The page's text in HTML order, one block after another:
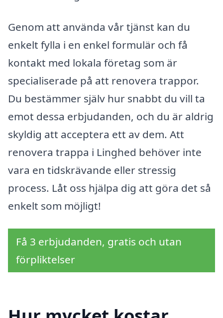
Genom att använda vår tjänst kan du
enkelt fylla i en enkel formulär och få
kontakt med lokala företag som är
specialiserade på att renovera trappor.
Du bestämmer själv hur snabbt du vill ta
emot dessa erbjudanden, och du är aldrig
skyldig att acceptera ett av dem. Att
renovera trappa i Linghed behöver inte
vara en tidskrävande eller stressig
process. Låt oss hjälpa dig att göra det så
enkelt som möjligt!
Få 3 erbjudanden, gratis och utan
förpliktelser